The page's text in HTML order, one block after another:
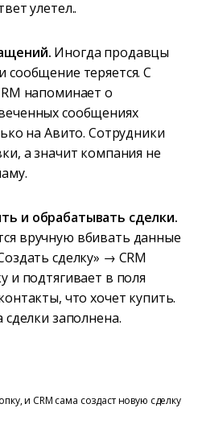
улетел..
Иногда продавцы
теряется. С
напоминает о
сообщениях
на Авито. Сотрудники
а значит компания не
и обрабатывать сделки.
вручную вбивать данные
сделку» → CRM
и подтягивает в поля
что хочет купить.
заполнена.
и CRM сама создаст новую сделку